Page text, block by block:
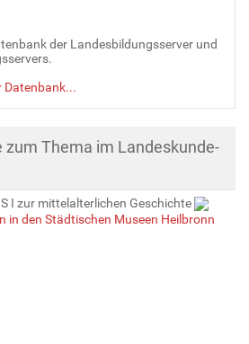
der Landesbildungsserver und
Datenbank...
Thema im Landeskunde-
I zur mittelalterlichen Geschichte
in den Städtischen Museen Heilbronn